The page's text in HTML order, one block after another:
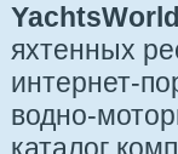
яхтенных
интернет-
водно-